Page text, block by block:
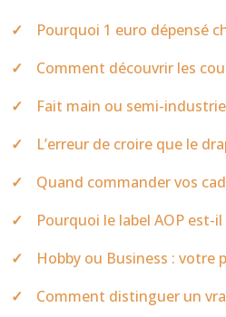
Pourquoi 1 euro dépensé
Comment découvrir les
Fait main ou semi-
L’erreur de croire que le
Quand commander vos
Pourquoi le label AOP
Hobby ou Business : votre
Comment distinguer un